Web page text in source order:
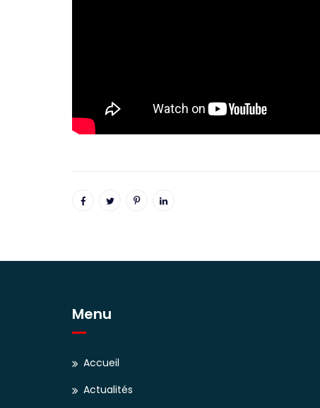
Menu
Accueil
Actualités